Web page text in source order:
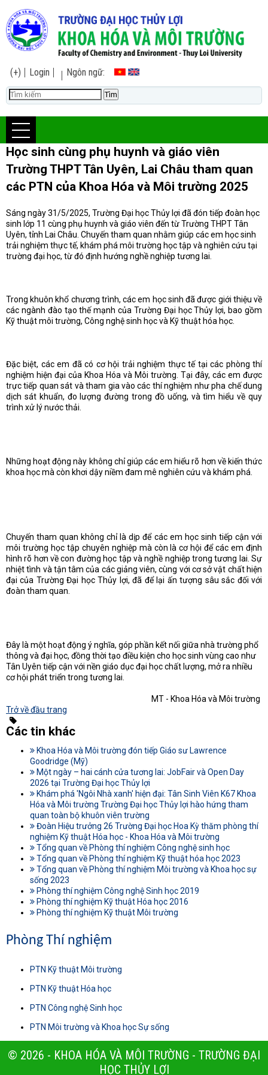
(+) Login Ngôn ngữ:
Học sinh cùng phụ huynh và giáo viên
Trường THPT Tân Uyên, Lai Châu tham quan
các PTN của Khoa Hóa và Môi trường 2025
Sáng ngày 31/5/2025, Trường Đại học Thủy lợi đã đón tiếp đoàn học
sinh lớp 11 cùng phụ huynh và giáo viên đến từ Trường THPT Tân
Uyên, tỉnh Lai Châu. Chuyến tham quan nhằm giúp các em học sinh
trải nghiệm thực tế, khám phá môi trường học tập và nghiên cứu tại
trường đại học, từ đó định hướng nghề nghiệp tương lai.
Trong khuôn khổ chương trình, các em học sinh đã được giới thiệu về
các ngành đào tạo thế mạnh của Trường Đại học Thủy lợi, bao gồm
Kỹ thuật môi trường, Công nghệ sinh học và Kỹ thuật hóa học.
Đặc biệt, các em đã có cơ hội trải nghiệm thực tế tại các phòng thí
nghiệm hiện đại của Khoa Hóa và Môi trường. Tại đây, các em được
trực tiếp quan sát và tham gia vào các thí nghiệm như pha chế dung
dịch sát khuẩn, đo lượng đường trong đồ uống, và tìm hiểu về quy
trình xử lý nước thải.
Những hoạt động này không chỉ giúp các em hiểu rõ hơn về kiến thức
khoa học mà còn khơi dậy niềm đam mê nghiên cứu và khám phá.
Chuyến tham quan không chỉ là dịp để các em học sinh tiếp cận với
môi trường học tập chuyên nghiệp mà còn là cơ hội để các em định
hình rõ hơn về con đường học tập và nghề nghiệp trong tương lai. Sự
nhiệt tình và tận tâm của các giảng viên, cùng với cơ sở vật chất hiện
đại của Trường Đại học Thủy lợi, đã để lại ấn tượng sâu sắc đối với
đoàn tham quan.
Đây là một hoạt động ý nghĩa, góp phần kết nối giữa nhà trường phổ
thông và đại học, đồng thời tạo điều kiện cho học sinh vùng cao như
Tân Uyên tiếp cận với nền giáo dục đại học chất lượng, mở ra nhiều
cơ hội phát triển trong tương lai.
MT - Khoa Hóa và Môi trường
Trở về đầu trang
Các tin khác
Khoa Hóa và Môi trường đón tiếp Giáo sư Lawrence
Goodridge (Mỹ)
Một ngày – hai cánh cửa tương lai: JobFair và Open Day
2026 tại Trường Đại học Thủy lợi
Khám phá 'Ngôi Nhà xanh' hiện đại: Tân Sinh Viên K67 Khoa
Hóa và Môi trường Trường Đại học Thủy lợi hào hứng tham
quan toàn bộ khuôn viên trường
Đoàn Hiệu trưởng 26 Trường Đại học Hoa Kỳ thăm phòng thí
nghiệm Kỹ thuật Hóa học - Khoa Hóa và Môi trường
Tổng quan về Phòng thí nghiệm Công nghệ sinh học
Tổng quan về Phòng thí nghiệm Kỹ thuật hóa học 2023
Tổng quan về Phòng thí nghiệm Môi trường và Khoa học sự
sống 2023
Phòng thí nghiệm Công nghệ Sinh học 2019
Phòng thí nghiệm Kỹ thuật Hóa học 2016
Phòng thí nghiệm Kỹ thuật Môi trường
Phòng Thí nghiệm
PTN Kỹ thuật Môi trường
PTN Kỹ thuật Hóa học
PTN Công nghệ Sinh học
PTN Môi trường và Khoa học Sự sống
© 2026 - KHOA HÓA VÀ MÔI TRƯỜNG - TRƯỜNG ĐẠI
HỌC THỦY LỢI